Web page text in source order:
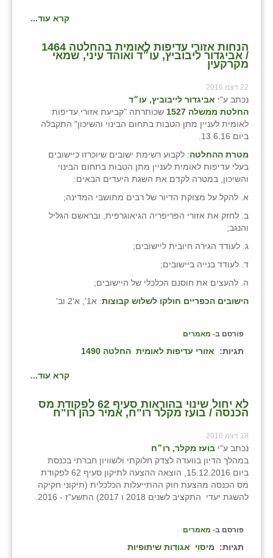
קרא עוד...
הנחות אזורי עדיפות לאומית בהחלטה 1464
/ אביגדור ליבוביץ, עו״ד ואוהד עיני, שמאי
מקרקעין
22 דצמ 2016
נכתב ע"י אביגדור לייבוביץ, עו״ד
החלטת ממשלה 1527
שכותרתה "קביעת אזורי עדיפות
לאומית לעניין מתן הטבות בתחום הבינוי והשיכון" התקבלה
ביום 13.6.16.
מטרת ההחלטה: לקבוע רשימת ישובים שיוכרזו כיישובים
בעלי עדיפות לאומית לעניין מתן הטבות בתחום הבינוי
והשיכון, במטרה לקדם את השגת היעדים הבאים:
א. להקל על מצוקת הדיור של רבים מתושבי המדינה;
ב. לחזק את אזורי הפריפריה הגיאוגרפית, ובראשם הגליל
והנגב;
ג. לעודד הגירה חיובית ליישובים;
ד. לעודד בנייה ביישובים;
ה. להעצים את חוסנם הכלכלי של היישובים;
הישובים הכפריים חולקו לשלוש קבוצות: א1', א'2 וב'
פורסם ב- מאמרים
תגיות: אזורי עדיפות לאומית החלטה 1490
קרא עוד...
לא יחול שינוי בהוראות סעיף 62 לפקודת מס
הכנסה / בועז מקלר רו"ח, אמיר כהן רו"ח
18 דצמ 2016
נכתב ע"י בועז מקלר, רו״ח
במהלך הדיון בוועדה לצדק חלוקתי ולשוויון חברתי בכנסת
ביום 15.12.2016, הוצאה ההצעה לתיקון סעיף 62 לפקודת
מס הכנסה מהצעת חוק ההתייעלות הכלכלית (תיקוני חקיקה
להשגת יעדי התקציב לשנים 2018 ו 2017) התשע"ז - 2016.
פורסם ב- מאמרים
תגיות: מיסוי אגודות שיתופיות